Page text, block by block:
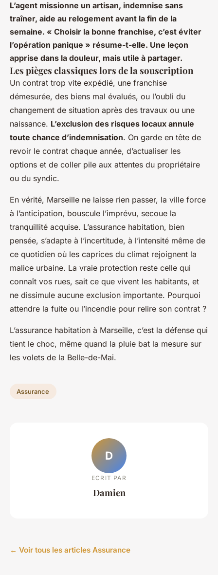
L’agent missionne un artisan, indemnise sans
traîner, aide au relogement avant la fin de la
semaine. « Choisir la bonne franchise, c’est éviter
l’opération panique » résume-t-elle. Une leçon
apprise dans la douleur, mais utile à partager.
Les pièges classiques lors de la souscription
Un contrat trop vite expédié, une franchise
démesurée, des biens mal évalués, ou l’oubli du
changement de situation après des travaux ou une
naissance. L’exclusion des risques locaux annule
toute chance d’indemnisation. On garde en tête de
revoir le contrat chaque année, d’actualiser les
options et de coller pile aux attentes du propriétaire
ou du syndic.
En vérité, Marseille ne laisse rien passer, la ville force
à l’anticipation, bouscule l’imprévu, secoue la
tranquillité acquise. L’assurance habitation, bien
pensée, s’adapte à l’incertitude, à l’intensité même de
ce quotidien où les caprices du climat rejoignent la
malice urbaine. La vraie protection reste celle qui
connaît vos rues, sait ce que vivent les habitants, et
ne dissimule aucune exclusion importante. Pourquoi
attendre la fuite ou l’incendie pour relire son contrat ?
L’assurance habitation à Marseille, c’est la défense qui
tient le choc, même quand la pluie bat la mesure sur
les volets de la Belle-de-Mai.
Assurance
D
ECRIT PAR
Damien
← Voir tous les articles Assurance